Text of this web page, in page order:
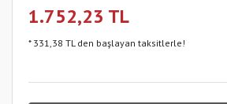
1.752,23 TL
* 331,38 TL den başlayan taksitlerle!